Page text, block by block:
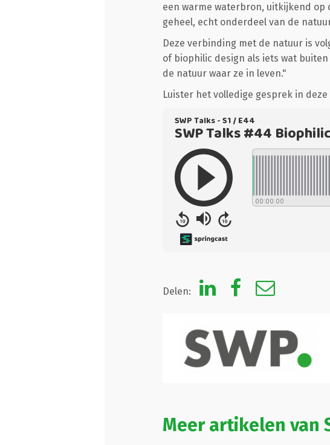
een warme waterbron, uitkijkend op
geheel, echt onderdeel van de
Deze verbinding met de natuur is
of biophilic design als iets wat
de natuur waar ze in leven."
Luister het volledige gesprek in
Delen:
Meer artikelen van